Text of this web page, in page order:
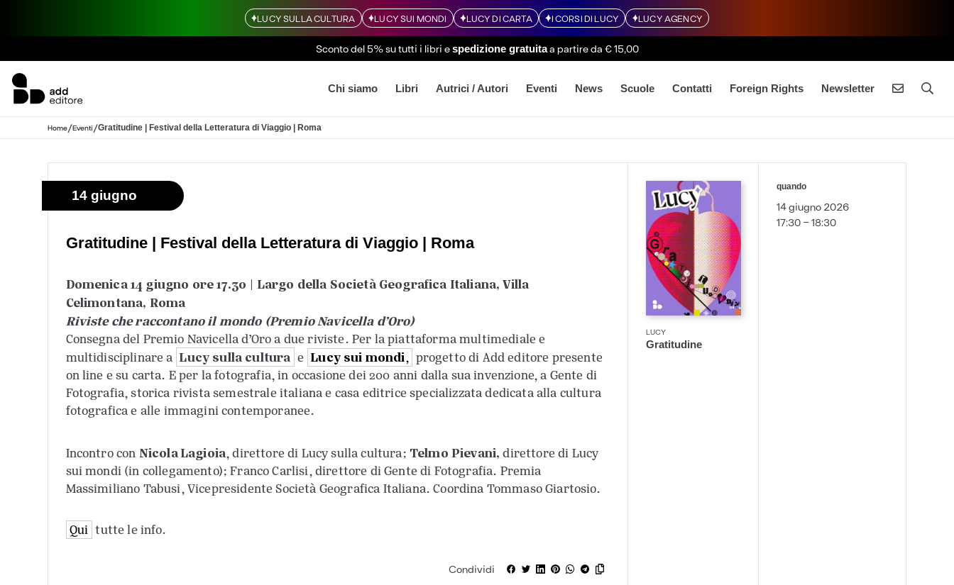
LUCY SULLA CULTURA LUCY SUI MONDI LUCY DI CARTA I CORSI DI LUCY LUCY AGENCY
Sconto del 5% su tutti i libri espedizione gratuitaa partire da € 15,00
Chi siamo Libri Autrici / Autori Eventi News Scuole Contatti Foreign Rights Newsletter
Home/Eventi/Gratitudine | Festival della Letteratura di Viaggio | Roma
14 giugno
Gratitudine | Festival della Letteratura di Viaggio | Roma
Domenica 14 giugno ore 17.30 | Largo della Società Geografica Italiana, Villa
Celimontana, Roma
Riviste che raccontano il mondo (Premio Navicella d’Oro)
Consegna del Premio Navicella d’Oro a due riviste. Per la piattaforma multimediale e
multidisciplinare a Lucy sulla cultura e Lucy sui mondi, progetto di Add editore presente
on line e su carta. E per la fotografia, in occasione dei 200 anni dalla sua invenzione, a Gente di
Fotografia, storica rivista semestrale italiana e casa editrice specializzata dedicata alla cultura
fotografica e alle immagini contemporanee.
Incontro con Nicola Lagioia, direttore di Lucy sulla cultura; Telmo Pievani, direttore di Lucy
sui mondi (in collegamento); Franco Carlisi, direttore di Gente di Fotografia. Premia
Massimiliano Tabusi, Vicepresidente Società Geografica Italiana. Coordina Tommaso Giartosio.
Qui tutte le info.
Condividi
LUCY
Gratitudine
quando
14 giugno 2026
17:30 - 18:30